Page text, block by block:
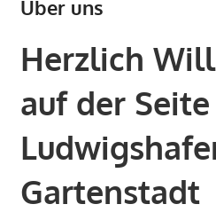
Über uns
Herzlich
auf der
Gartenstadt